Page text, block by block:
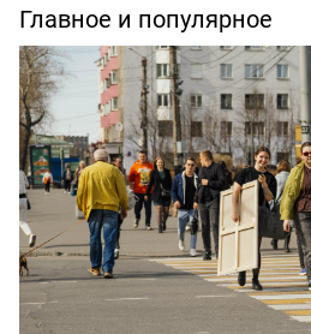
Главное и популярное